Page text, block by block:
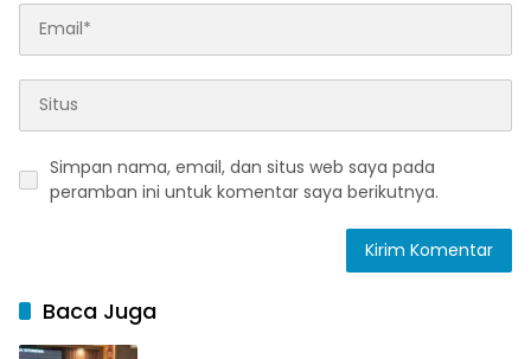
Simpan nama, email, dan situs web saya pada
peramban ini untuk komentar saya berikutnya.
Baca Juga